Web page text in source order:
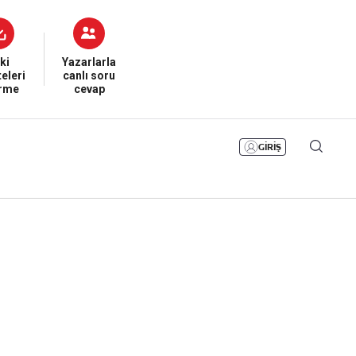
Yazarlarla
canlı soru
cevap
GİRİŞ
Bizim Sayfa
Namaz Vakitleri
Sesli Yayınlar